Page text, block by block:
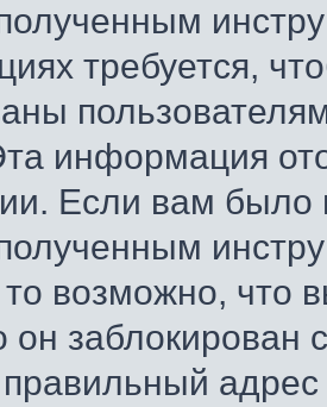
требуется,
информация
Если вам
возможно, что
он
адрес